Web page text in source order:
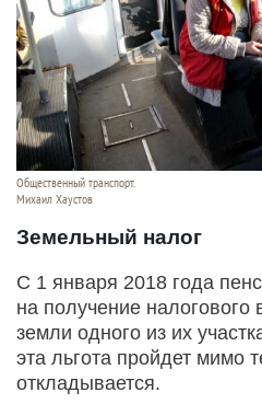
Общественный транспорт.
Михаил Хаустов
Земельный налог
С 1 января 2018 года
на получение налогового
земли одного из их
эта льгота пройдет мимо
откладывается.